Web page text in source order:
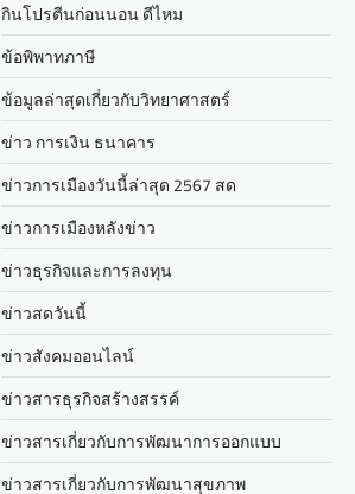
กินโปรตีนก่อนนอน ดีไหม
ข้อพิพาทภาษี
ข้อมูลล่าสุดเกี่ยวกับวิทยาศาสตร์
ข่าว การเงิน ธนาคาร
ข่าวการเมืองวันนี้ล่าสุด 2567 สด
ข่าวการเมืองหลังข่าว
ข่าวธุรกิจและการลงทุน
ข่าวสดวันนี้
ข่าวสังคมออนไลน์
ข่าวสารธุรกิจสร้างสรรค์
ข่าวสารเกี่ยวกับการพัฒนาการออกแบบ
ข่าวสารเกี่ยวกับการพัฒนาสุขภาพ